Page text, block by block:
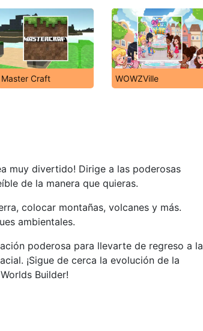
Master Craft WOWZVille
muy divertido! Dirige a las poderosas
de la manera que quieras.
colocar montañas, volcanes y más.
ambientales.
poderosa para llevarte de regreso a la
¡Sigue de cerca la evolución de la
Builder!